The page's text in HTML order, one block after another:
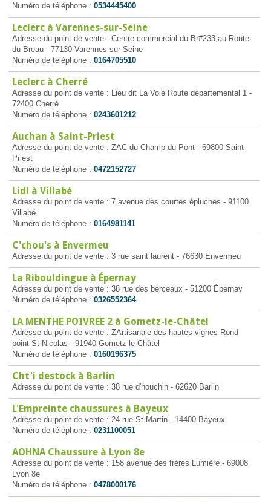
Numéro de téléphone : 0534445400
Leclerc à Varennes-sur-Seine
Adresse du point de vente : Centre commercial du Br#233;au Route
du Breau - 77130 Varennes-sur-Seine
Numéro de téléphone : 0164705510
Leclerc à Cherré
Adresse du point de vente : Lieu dit La Voie Route départemental 1 -
72400 Cherré
Numéro de téléphone : 0243601212
Auchan à Saint-Priest
Adresse du point de vente : ZAC du Champ du Pont - 69800 Saint-
Priest
Numéro de téléphone : 0472152727
Lidl à Villabé
Adresse du point de vente : 7 avenue des courtes épluches - 91100
Villabé
Numéro de téléphone : 0164981141
C'chou's à Envermeu
Adresse du point de vente : 3 rue saint laurent - 76630 Envermeu
La Ribouldingue à Épernay
Adresse du point de vente : 38 rue des berceaux - 51200 Épernay
Numéro de téléphone : 0326552364
LA MENTHE POIVREE 2 à Gometz-le-Châtel
Adresse du point de vente : ZArtisanale des hautes vignes Rond
point St Nicolas - 91940 Gometz-le-Châtel
Numéro de téléphone : 0160196375
Cht'i destock à Barlin
Adresse du point de vente : 38 rue d'houchin - 62620 Barlin
L'Empreinte chaussures à Bayeux
Adresse du point de vente : 24 rue St Martin - 14400 Bayeux
Numéro de téléphone : 0231100051
AOHNA Chaussure à Lyon 8e
Adresse du point de vente : 158 avenue des frères Lumière - 69008
Lyon 8e
Numéro de téléphone : 0478000176